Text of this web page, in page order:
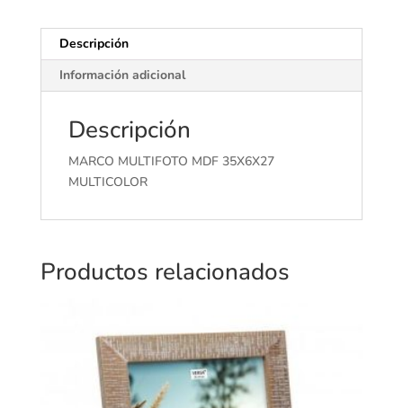
Descripción
Información adicional
Descripción
MARCO MULTIFOTO MDF 35X6X27
MULTICOLOR
Productos relacionados